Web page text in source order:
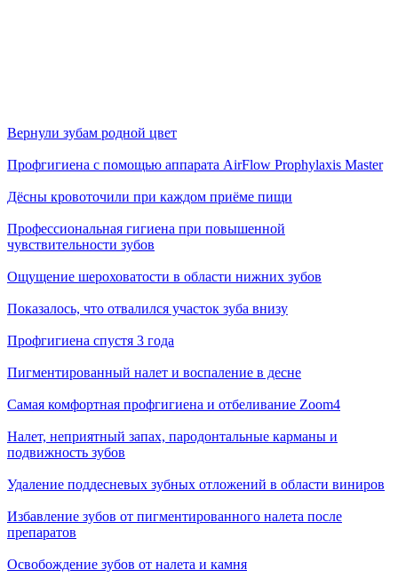
Вернули зубам родной цвет
Профгигиена с помощью аппарата AirFlow Prophylaxis Master
Дёсны кровоточили при каждом приёме пищи
Профессиональная гигиена при повышенной
чувствительности зубов
Ощущение шероховатости в области нижних зубов
Показалось, что отвалился участок зуба внизу
Профгигиена спустя 3 года
Пигментированный налет и воспаление в десне
Самая комфортная профгигиена и отбеливание Zoom4
Налет, неприятный запах, пародонтальные карманы и
подвижность зубов
Удаление поддесневых зубных отложений в области виниров
Избавление зубов от пигментированного налета после
препаратов
Освобождение зубов от налета и камня